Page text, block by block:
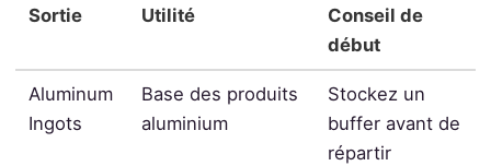
Sortie Utilité
Conseil de
début
Aluminum
Ingots
Base des produits
aluminium
Stockez un
buffer avant de
répartir